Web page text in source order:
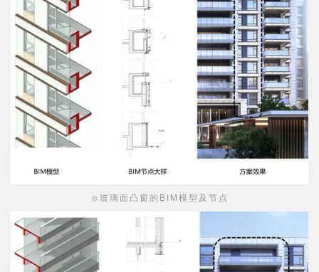
料、场地甚至天气等诸多信息，对建筑的施工进度进行模
拟。有效减少重置施工与失败成本，缩短了工期并减少了
造价成本。